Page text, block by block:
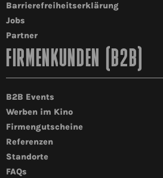
Barrierefreiheitserklärung
Jobs
Partner
FIRMENKUNDEN (B2B)
B2B Events
Werben im Kino
Firmengutscheine
Referenzen
Standorte
FAQs